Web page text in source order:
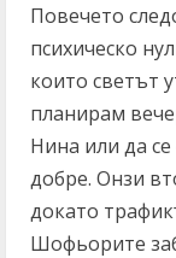
Повечето
психическо
които светът
планирам
Нина или да
добре. Онзи
докато
Шофьорите